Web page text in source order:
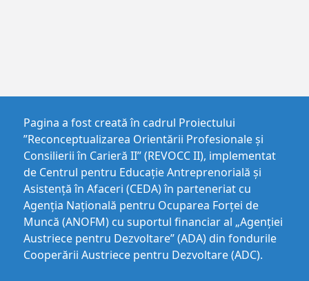
Pagina a fost creată în cadrul Proiectului
”Reconceptualizarea Orientării Profesionale și
Consilierii în Carieră II” (REVOCC II), implementat
de Centrul pentru Educaţie Antreprenorială şi
Asistenţă în Afaceri (CEDA) în parteneriat cu
Agenția Națională pentru Ocuparea Forței de
Muncă (ANOFM) cu suportul financiar al „Agenției
Austriece pentru Dezvoltare” (ADA) din fondurile
Cooperării Austriece pentru Dezvoltare (ADC).